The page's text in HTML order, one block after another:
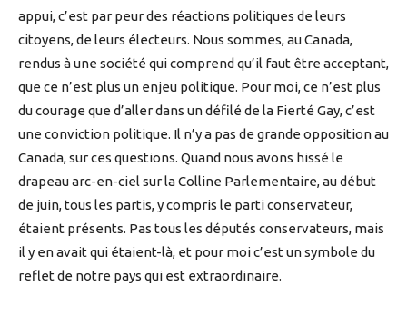
appui, c’est par peur des réactions politiques de leurs
citoyens, de leurs électeurs. Nous sommes, au Canada,
rendus à une société qui comprend qu’il faut être acceptant,
que ce n’est plus un enjeu politique. Pour moi, ce n’est plus
du courage que d’aller dans un défilé de la Fierté Gay, c’est
une conviction politique. Il n’y a pas de grande opposition au
Canada, sur ces questions. Quand nous avons hissé le
drapeau arc-en-ciel sur la Colline Parlementaire, au début
de juin, tous les partis, y compris le parti conservateur,
étaient présents. Pas tous les députés conservateurs, mais
il y en avait qui étaient-là, et pour moi c’est un symbole du
reflet de notre pays qui est extraordinaire.